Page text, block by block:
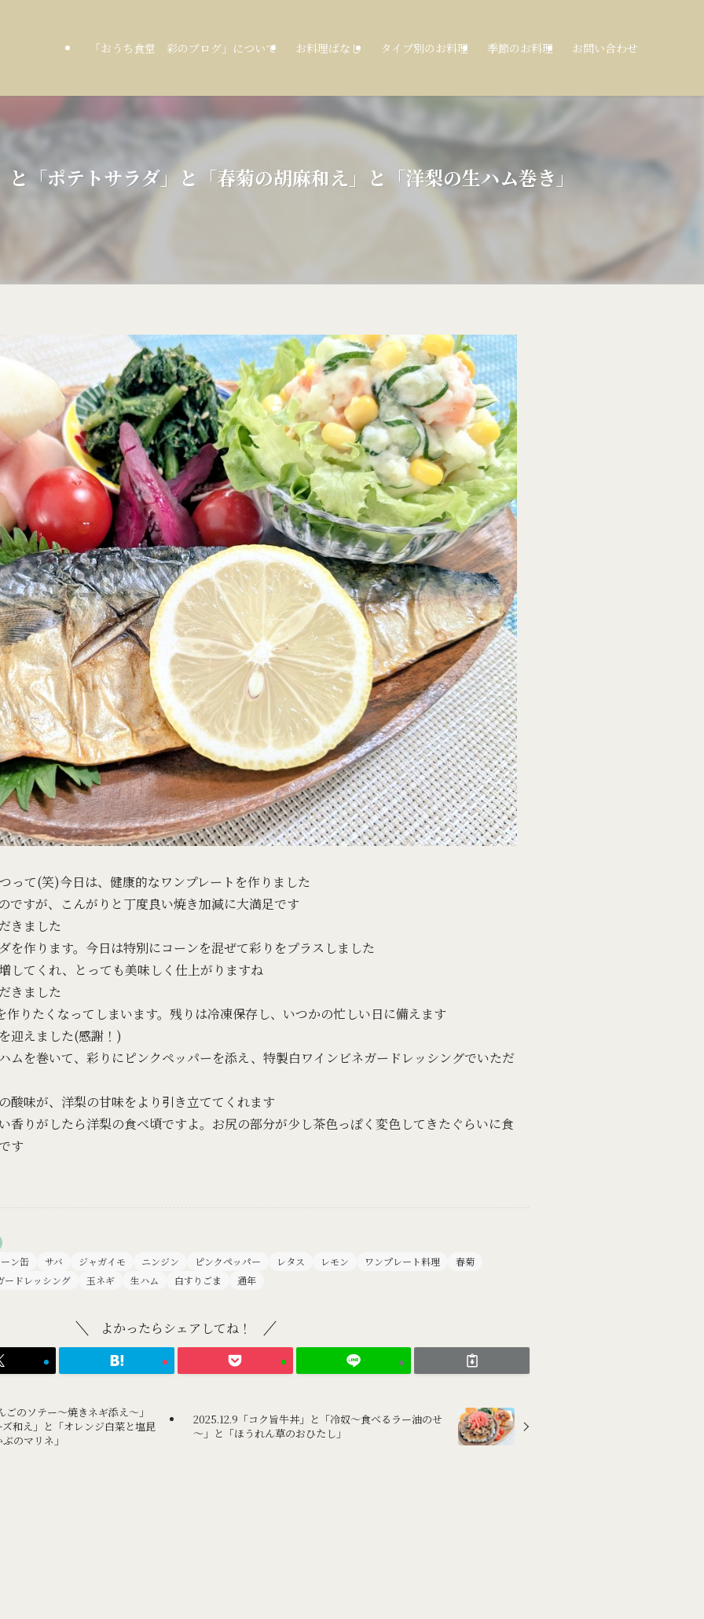
「おうち食堂 彩のブログ」について お料理ばなし タイプ別のお料理 季節のお料理 お問い合わせ
「ポテトサラダ」と「春菊の胡麻和え」と「洋梨の生ハム巻き」
って(笑)今日は、健康的なワンプレートを作りました
ですが、こんがりと丁度良い焼き加減に大満足です
きました
を作ります。今日は特別にコーンを混ぜて彩りをプラスしました
してくれ、とっても美味しく仕上がりますね
きました
りたくなってしまいます。残りは冷凍保存し、いつかの忙しい日に備えます
迎えました(感謝！)
ムを巻いて、彩りにピンクペッパーを添え、特製白ワインビネガードレッシングでいただ
酸味が、洋梨の甘味をより引き立ててくれます
香りがしたら洋梨の食べ頃ですよ。お尻の部分が少し茶色っぽく変色してきたぐらいに食
す
ン缶 サバ ジャガイモ ニンジン ピンクペッパー レタス レモン ワンプレート料理
春菊
ードレッシング
玉ネギ 生ハム 白すりごま 通年
よかったらシェアしてね！
のソテー～焼きネギ添え～」
和え」と「オレンジ白菜と塩昆
のマリネ」
2025.12.9「コク旨牛丼」と「冷奴～食べるラー油のせ
～」と「ほうれん草のおひたし」